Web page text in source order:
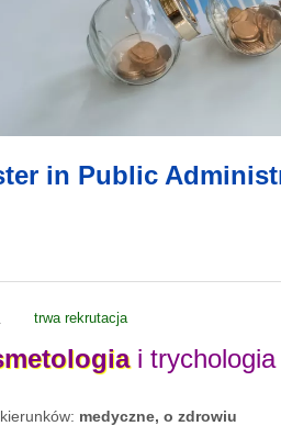
in Public
trwa rekrutacja
i trychologia
medyczne, o zdrowiu